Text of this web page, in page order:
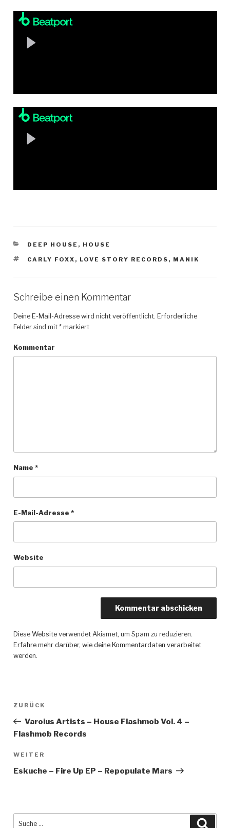
KATEGORIEN
DEEP HOUSE , HOUSE
SCHLAGWÖRTER
CARLY FOXX , LOVE STORY RECORDS , MANIK
Schreibe einen Kommentar
Deine E-Mail-Adresse wird nicht veröffentlicht. Erforderliche
Felder sind mit *markiert
Kommentar
Name *
E-Mail-Adresse *
Website
Diese Website verwendet Akismet, um Spam zu reduzieren.
Erfahre mehr darüber, wie deine Kommentardaten verarbeitet
werden.
Beitragsnavigation
Vorheriger
ZURÜCK
Varoius Artists – House Flashmob Vol. 4 –
Flashmob Records
Nächster
WEITER
Eskuche – Fire Up EP – Repopulate Mars